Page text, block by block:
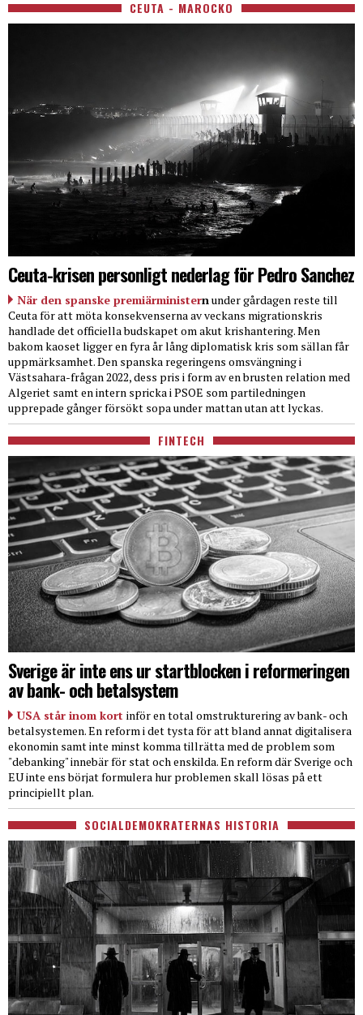
CEUTA - MAROCKO
Ceuta-krisen personligt nederlag för Pedro Sanchez
När den spanske premiärministernunder gårdagen reste till
Ceuta för att möta konsekvenserna av veckans migrationskris
handlade det officiella budskapet om akut krishantering. Men
bakom kaoset ligger en fyra år lång diplomatisk kris som sällan får
uppmärksamhet. Den spanska regeringens omsvängning i
Västsahara-frågan 2022, dess pris i form av en brusten relation med
Algeriet samt en intern spricka i PSOE som partiledningen
upprepade gånger försökt sopa under mattan utan att lyckas.
FINTECH
Sverige är inte ens ur startblocken i reformeringen
av bank- och betalsystem
USA står inom kort inför en total omstrukturering av bank- och
betalsystemen. En reform i det tysta för att bland annat digitalisera
ekonomin samt inte minst komma tillrätta med de problem som
"debanking" innebär för stat och enskilda. En reform där Sverige och
EU inte ens börjat formulera hur problemen skall lösas på ett
principiellt plan.
SOCIALDEMOKRATERNAS HISTORIA